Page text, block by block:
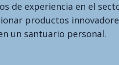
de experiencia en el
productos
un santuario personal.